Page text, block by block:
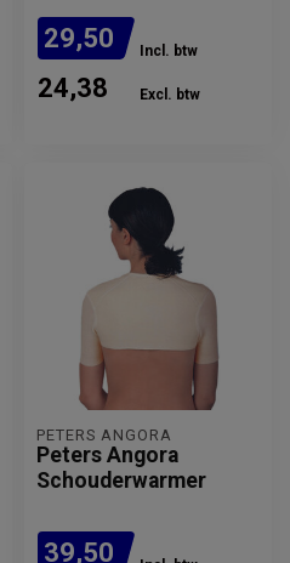
29,50 Incl. btw
24,38 Excl. btw
PETERS ANGORA
Peters Angora
Schouderwarmer
39,50